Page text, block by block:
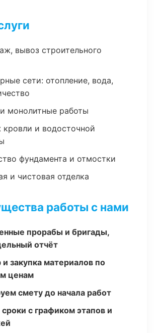
вывоз строительного
сети: отопление, вода,
монолитные работы
и водосточной
фундамента и отмостки
и чистовая отделка
работы с нами
прорабы и бригады,
отчёт
закупка материалов по
ценам
смету до начала работ
с графиком этапов и